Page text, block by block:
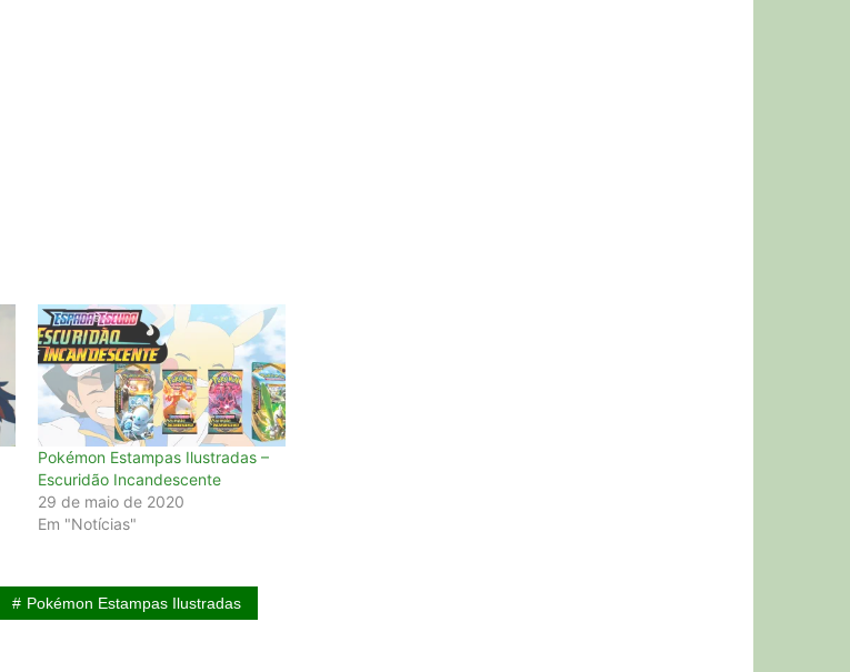
Pokémon Estampas Ilustradas –
Escuridão Incandescente
29 de maio de 2020
Em "Notícias"
Pokémon Estampas Ilustradas